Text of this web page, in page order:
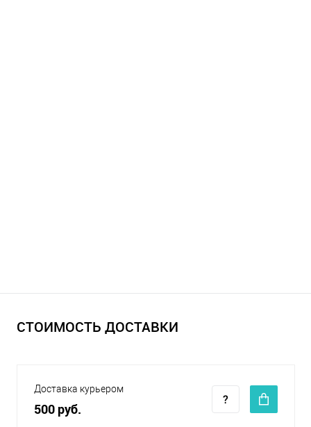
СТОИМОСТЬ ДОСТАВКИ
Доставка курьером
500 руб.